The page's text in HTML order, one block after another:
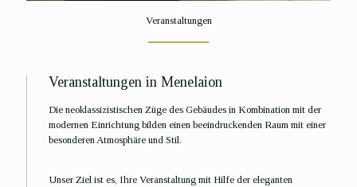
Veranstaltungen
Veranstaltungen in Menelaion
Die neoklassizistischen Züge des Gebäudes in Kombination mit der
modernen Einrichtung bilden einen beeindruckenden Raum mit einer
besonderen Atmosphäre und Stil.
Unser Ziel ist es, Ihre Veranstaltung mit Hilfe der eleganten